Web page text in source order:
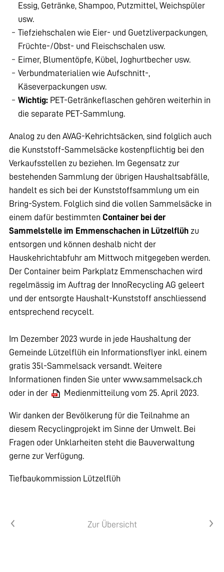
Essig, Getränke, Shampoo, Putzmittel, Weichspüler
usw.
Tiefziehschalen wie Eier- und Guetzliverpackungen,
Früchte-/Obst- und Fleischschalen usw.
Eimer, Blumentöpfe, Kübel, Joghurtbecher usw.
Verbundmaterialien wie Aufschnitt-,
Käseverpackungen usw.
Wichtig: PET-Getränkeflaschen gehören weiterhin in
die separate PET-Sammlung.
Analog zu den AVAG-Kehrichtsäcken, sind folglich auch
die Kunststoff-Sammelsäcke kostenpflichtig bei den
Verkaufsstellen zu beziehen. Im Gegensatz zur
bestehenden Sammlung der übrigen Haushaltsabfälle,
handelt es sich bei der Kunststoffsammlung um ein
Bring-System. Folglich sind die vollen Sammelsäcke in
einem dafür bestimmten Container bei der
Sammelstelle im Emmenschachen in Lützelflüh zu
entsorgen und können deshalb nicht der
Hauskehrichtabfuhr am Mittwoch mitgegeben werden.
Der Container beim Parkplatz Emmenschachen wird
regelmässig im Auftrag der InnoRecycling AG geleert
und der entsorgte Haushalt-Kunststoff anschliessend
entsprechend recycelt.
Im Dezember 2023 wurde in jede Haushaltung der
Gemeinde Lützelflüh ein Informationsflyer inkl. einem
gratis 35l-Sammelsack versandt. Weitere
Informationen finden Sie unter www.sammelsack.ch
oder in der
Medienmitteilung vom 25. April 2023
Wir danken der Bevölkerung für die Teilnahme an
diesem Recyclingprojekt im Sinne der Umwelt. Bei
Fragen oder Unklarheiten steht die Bauverwaltung
gerne zur Verfügung.
Tiefbaukommission Lützelflüh
Vorheriger Artikel Zur Übersicht Nächster Artikel